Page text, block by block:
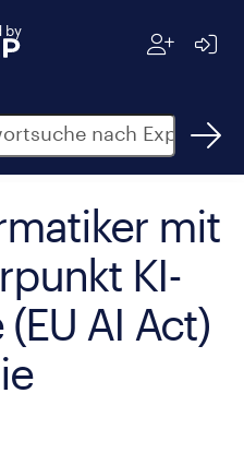
by
mit
KI-
AI Act)